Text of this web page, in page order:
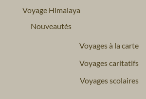
Voyage Himalaya
Nouveautés
Voyages à la carte
Voyages caritatifs
Voyages scolaires